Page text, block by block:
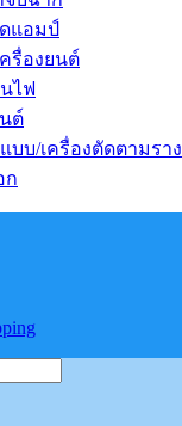
แอมป์
รื่องยนต์
ไฟ
ต์
บบ/เครื่องตัดตามราง
ก